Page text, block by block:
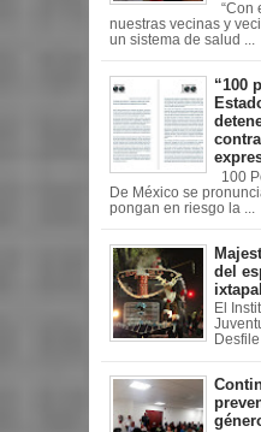
“Con
nuestras vecinas y
un sistema de salud ...
“100
100
De México se
pongan en riesgo la ...
del
El